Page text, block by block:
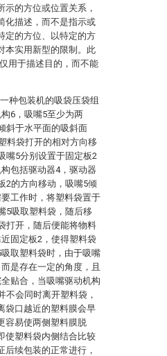
的方位或位置关系，
化描述，而不是指示或
定的方位、以特定的方
本实用新型的限制。此
用于描述目的，而不能
种包装机的吸袋压袋组
6，吸嘴5至少为两
斜于水平面的吸斜面
料袋打开的相对方向移
嘴5分别设置于固定板2
包括驱动器4，驱动器
2的方向移动，吸嘴5倾
工作时，将塑料袋置于
5吸取塑料袋，随后移
打开，随后便能将物料
固定板2，使得塑料袋
取塑料袋时，由于吸嘴
是存在一定的角度，且
贴合，当吸嘴驱动机构
不会同时离开塑料袋，
袋口越近的塑料膜会早
容易使两侧塑料膜脱
使塑料袋内侧结合比较
后续包装的正常进行，